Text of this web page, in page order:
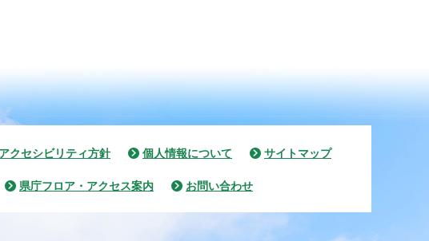
クセシビリティ方針 個人情報について サイトマップ
県庁フロア・アクセス案内 お問い合わせ